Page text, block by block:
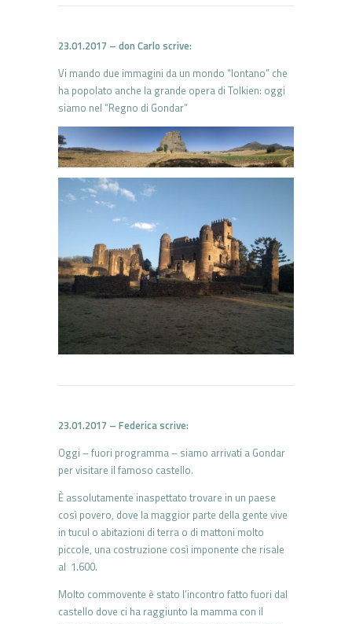
23.01.2017 – don Carlo scrive:
Vi mando due immagini da un mondo “lontano” che
ha popolato anche la grande opera di Tolkien: oggi
siamo nel “Regno di Gondar”
23.01.2017 – Federica scrive:
Oggi – fuori programma – siamo arrivati a Gondar
per visitare il famoso castello.
È assolutamente inaspettato trovare in un paese
così povero, dove la maggior parte della gente vive
in tucul o abitazioni di terra o di mattoni molto
piccole, una costruzione così imponente che risale
al 1.600.
Molto commovente è stato l’incontro fatto fuori dal
castello dove ci ha raggiunto la mamma con il